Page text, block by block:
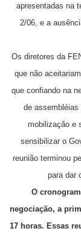
apresentadas na
2/06, e a
Os diretores da
que não
que confiando na
de
mobilização e
sensibilizar o
reunião terminou
para dar
O
negociação, a
17 horas. Essas